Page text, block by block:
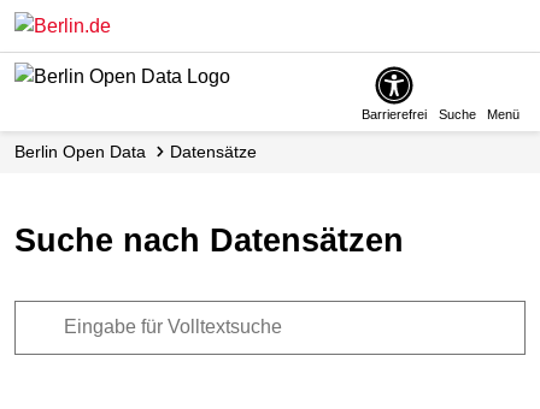
Skip
main
Barrierefrei Suche Menü
Berlin Open Data Datensätze
Suche nach Datensätzen